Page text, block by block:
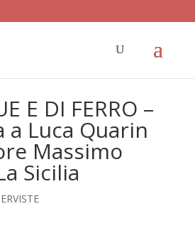
E DI FERRO –
Luca Quarin
Massimo
Sicilia